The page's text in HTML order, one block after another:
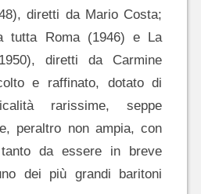
diretti da Mario Costa;
tutta Roma (1946) e La
diretti da Carmine
e raffinato, dotato di
rarissime, seppe
peraltro non ampia, con
da essere in breve
dei più grandi baritoni